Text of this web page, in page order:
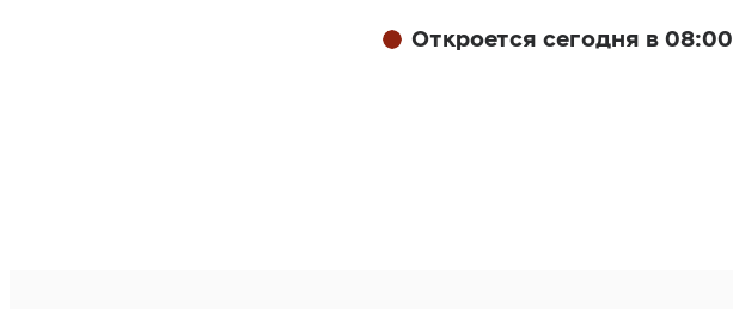
Откроется сегодня в 08:00